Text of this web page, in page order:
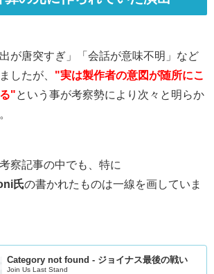
が唐突すぎ」「会話が意味不明」など
したが、 "実は製作者の意図が随所にこ
"という事が考察勢により次々と明らか
察記事の中でも、特に
氏の書かれたものは一線を画していま
Category not found - ジョイナス最後の戦い
Join Us Last Stand